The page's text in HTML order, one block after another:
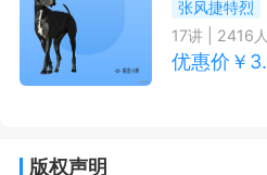
张风捷特烈
17讲 | 2416
优惠价￥
版权声明